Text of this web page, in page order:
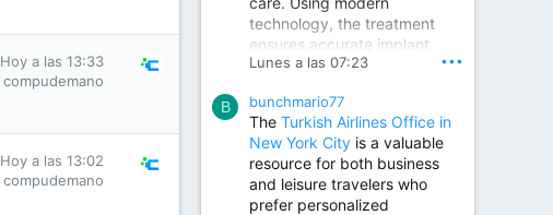
Hoy a las 13:33
compudemano
Hoy a las 13:02
compudemano
Our pediatrician and
Neonatologist team at...
www.srianaghaclinic.com
technology, the treatment
ensures accurate implant
placement, reduced pain,
improved joint function,
helping patients return to an
active and comfortable
lifestyle.
Lunes a las 07:23 •••
B bunchmario77
The Turkish Airlines Office in
New York City is a valuable
resource for both business
and leisure travelers who
prefer personalized